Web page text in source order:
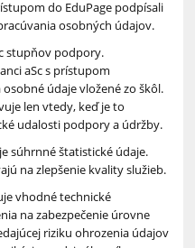
do EduPage podpísali
osobných údajov.
stupňov podpory.
aSc s prístupom
údaje vložené zo škôl.
len vtedy, keď je to
udalosti podpory a údržby.
súhrnné štatistické údaje.
na zlepšenie kvality služieb.
vhodné technické
na zabezpečenie úrovne
riziku ohrozenia údajov